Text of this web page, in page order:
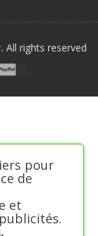
All rights reserved
pour
de
et